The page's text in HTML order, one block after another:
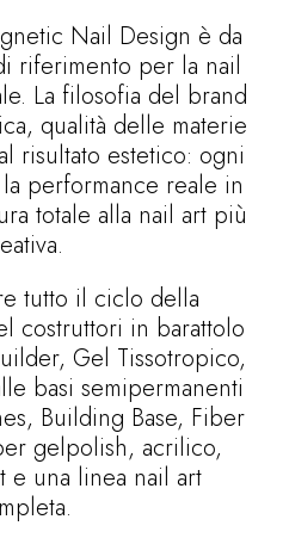
Nail Design è da
riferimento per la nail
La filosofia del brand
qualità delle materie
risultato estetico: ogni
performance reale in
totale alla nail art più
tutto il ciclo della
costruttori in barattolo
Gel Tissotropico,
basi semipermanenti
Building Base, Fiber
gelpolish, acrilico,
e una linea nail art